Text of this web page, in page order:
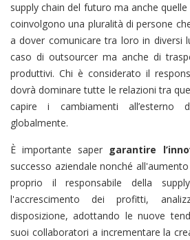
supply chain del futuro ma anche
coinvolgono una pluralità di persone
a dover comunicare tra loro in diversi
caso di outsourcer ma anche di
produttivi. Chi è considerato il
dovrà dominare tutte le relazioni tra
capire i cambiamenti all’esterno
globalmente.
È importante saper garantire
successo aziendale nonché
proprio il responsabile della
l'accrescimento dei profitti,
disposizione, adottando le nuove
suoi collaboratori a incrementare la